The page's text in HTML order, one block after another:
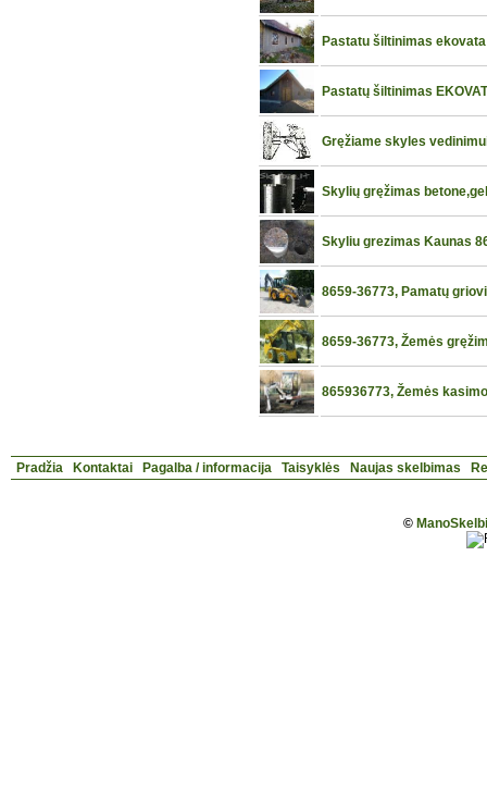
Pastatu šiltinimas ekovata
Pastatų šiltinimas
Gręžiame skyles
Skylių gręžimas
Skyliu grezimas Kaunas
8659-36773, Pamatų
8659-36773, Žemės
865936773, Žemės
Pradžia Kontaktai Pagalba / informacija Taisyklės Naujas skelbimas
©